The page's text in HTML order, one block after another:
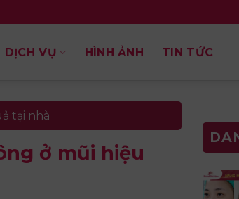
DỊCH VỤ HÌNH ẢNH TIN TỨC
tại nhà
ở mũi hiệu